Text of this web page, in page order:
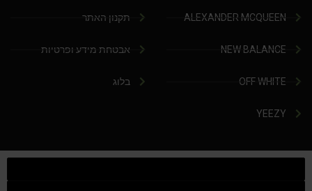
ALEXANDER MCQUEEN
NEW BALANCE
OFF WHITE
YEEZY
תקנון האתר
אבטחת מידע ופרטיות
בלוג